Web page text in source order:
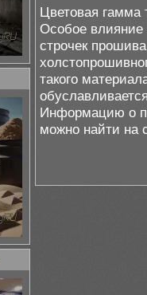
Цветовая гамма
Особое влияние
строчек
такого
Информацию о
можно найти на